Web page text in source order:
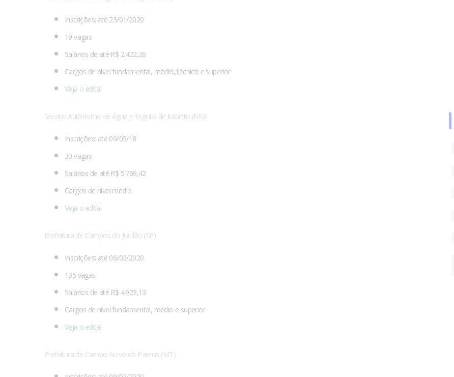
Inscrições: até 23/01/2020
19 vagas
Salários de até R$ 2.422,26
Cargos de nível fundamental, médio, técnico e superior
Veja o edital
Serviço Autônomo de Água e Esgoto de Itabirito (MG)
Inscrições: até 09/05/18
30 vagas
Salários de até R$ 5.769,42
Cargos de nível médio
Veja o edital
Prefeitura de Campos do Jordão (SP)
Inscrições: até 06/02/2020
135 vagas
Salários de até R$ 4.923,13
Cargos de nível fundamental, médio e superior
Veja o edital
Prefeitura de Campo Novo do Parecis (MT)